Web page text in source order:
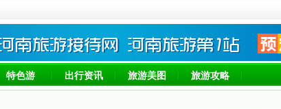
特色游 出行资讯 旅游美图 旅游攻略